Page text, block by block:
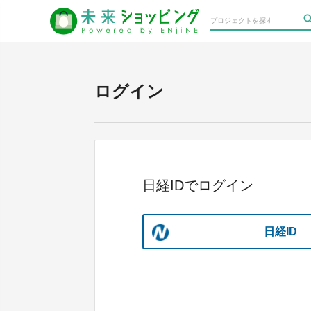
ログイン
日経IDでログイン
日経ID